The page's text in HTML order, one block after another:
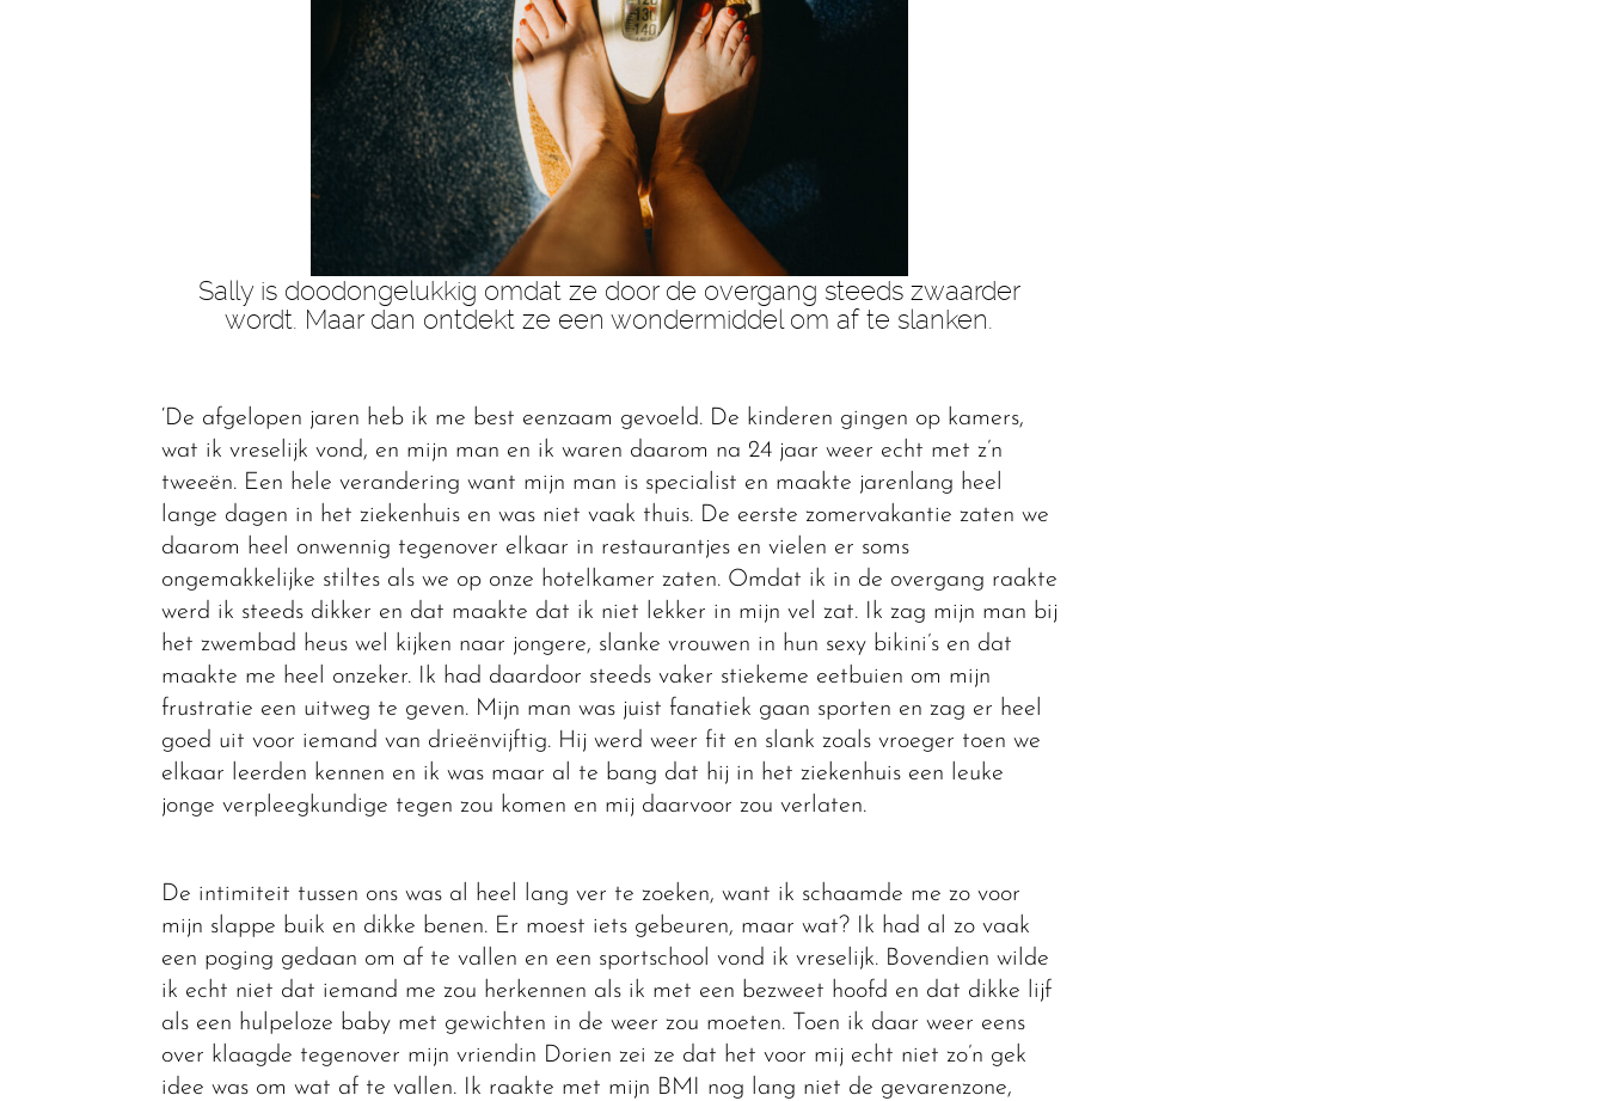
Sally is doodongelukkig omdat ze door de overgang steeds zwaarder
wordt. Maar dan ontdekt ze een wondermiddel om af te slanken.
‘De afgelopen jaren heb ik me best eenzaam gevoeld. De kinderen gingen op kamers,
wat ik vreselijk vond, en mijn man en ik waren daarom na 24 jaar weer echt met z’n
tweeën. Een hele verandering want mijn man is specialist en maakte jarenlang heel
lange dagen in het ziekenhuis en was niet vaak thuis. De eerste zomervakantie zaten we
daarom heel onwennig tegenover elkaar in restaurantjes en vielen er soms
ongemakkelijke stiltes als we op onze hotelkamer zaten. Omdat ik in de overgang raakte
werd ik steeds dikker en dat maakte dat ik niet lekker in mijn vel zat. Ik zag mijn man bij
het zwembad heus wel kijken naar jongere, slanke vrouwen in hun sexy bikini’s en dat
maakte me heel onzeker. Ik had daardoor steeds vaker stiekeme eetbuien om mijn
frustratie een uitweg te geven. Mijn man was juist fanatiek gaan sporten en zag er heel
goed uit voor iemand van drieënvijftig. Hij werd weer fit en slank zoals vroeger toen we
elkaar leerden kennen en ik was maar al te bang dat hij in het ziekenhuis een leuke
jonge verpleegkundige tegen zou komen en mij daarvoor zou verlaten.
De intimiteit tussen ons was al heel lang ver te zoeken, want ik schaamde me zo voor
mijn slappe buik en dikke benen. Er moest iets gebeuren, maar wat? Ik had al zo vaak
een poging gedaan om af te vallen en een sportschool vond ik vreselijk. Bovendien wilde
ik echt niet dat iemand me zou herkennen als ik met een bezweet hoofd en dat dikke lijf
als een hulpeloze baby met gewichten in de weer zou moeten. Toen ik daar weer eens
over klaagde tegenover mijn vriendin Dorien zei ze dat het voor mij echt niet zo’n gek
idee was om wat af te vallen. Ik raakte met mijn BMI nog lang niet de gevarenzone,